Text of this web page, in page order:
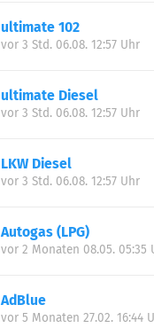
ultimate 102
vor 3 Std. 06.08. 12:57 Uhr
ultimate Diesel
vor 3 Std. 06.08. 12:57 Uhr
LKW Diesel
vor 3 Std. 06.08. 12:57 Uhr
Autogas (LPG)
vor 2 Monaten 08.05. 05:35
AdBlue
vor 5 Monaten 27.02. 16:44